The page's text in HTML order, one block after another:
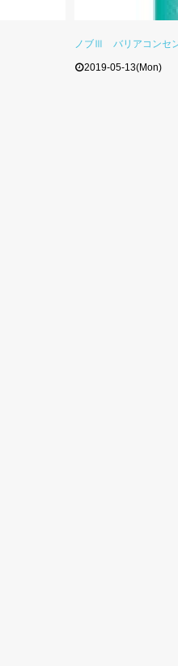
ノブⅢ バリアコンセ
2019-05-13(Mon)